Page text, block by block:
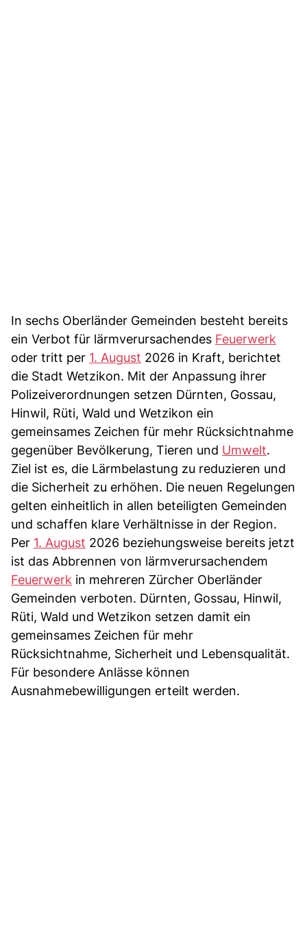
In sechs Oberländer Gemeinden besteht bereits
ein Verbot für lärmverursachendes Feuerwerk
oder tritt per 1. August 2026 in Kraft, berichtet
die Stadt Wetzikon. Mit der Anpassung ihrer
Polizeiverordnungen setzen Dürnten, Gossau,
Hinwil, Rüti, Wald und Wetzikon ein
gemeinsames Zeichen für mehr Rücksichtnahme
gegenüber Bevölkerung, Tieren und Umwelt.
Ziel ist es, die Lärmbelastung zu reduzieren und
die Sicherheit zu erhöhen. Die neuen Regelungen
gelten einheitlich in allen beteiligten Gemeinden
und schaffen klare Verhältnisse in der Region.
Per 1. August 2026 beziehungsweise bereits jetzt
ist das Abbrennen von lärmverursachendem
Feuerwerk in mehreren Zürcher Oberländer
Gemeinden verboten. Dürnten, Gossau, Hinwil,
Rüti, Wald und Wetzikon setzen damit ein
gemeinsames Zeichen für mehr
Rücksichtnahme, Sicherheit und Lebensqualität.
Für besondere Anlässe können
Ausnahmebewilligungen erteilt werden.